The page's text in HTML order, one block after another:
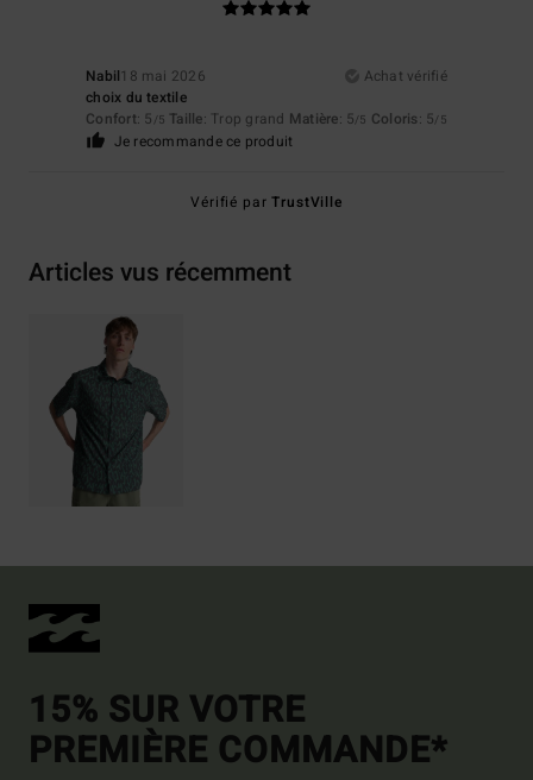
Nabil18 mai 2026
Achat vérifié
choix du textile
Confort: 5 /5 Taille: Trop grand Matière: 5/5 Coloris: 5/5
Je recommande ce produit
Vérifié parTrustVille
Articles vus récemment
15% SUR VOTRE
PREMIÈRE COMMANDE*